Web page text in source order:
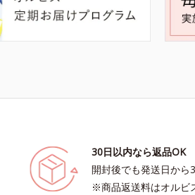
30日以内なら返品OK
開封後でも発送日から
※商品返送料はオルビ